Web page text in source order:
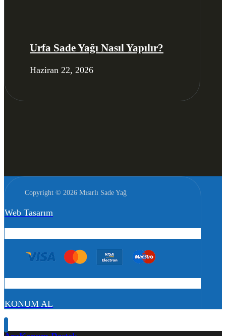
Urfa Sade Yağı Nasıl Yapılır?
Haziran 22, 2026
Copyright © 2026 Mısırlı Sade Yağ
Web Tasarım
KONUM AL